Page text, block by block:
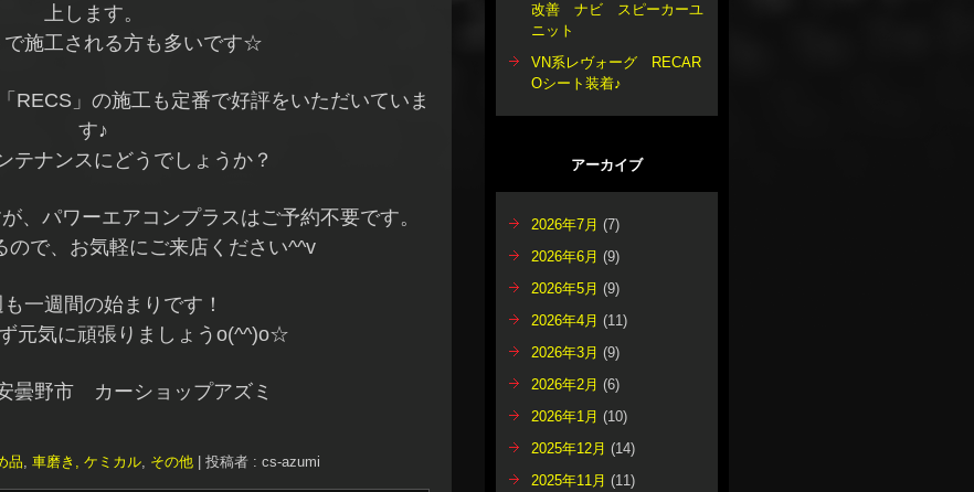
上します。
で施工される方も多いです☆
RECS」の施工も定番で好評をいただいていま
す♪
テナンスにどうでしょうか？
、パワーエアコンプラスはご予約不要です。
ので、お気軽にご来店ください^^v
一週間の始まりです！
元気に頑張りましょうo(^^)o☆
曇野市 カーショップアズミ
品, 車磨き, ケミカル, その他 投稿者 : cs-azumi
改善 ナビ スピーカーユ
ニット
VN系レヴォーグ RECAR
Oシート装着♪
アーカイブ
2026年7月 (7)
2026年6月 (9)
2026年5月 (9)
2026年4月 (11)
2026年3月 (9)
2026年2月 (6)
2026年1月 (10)
2025年12月 (14)
2025年11月 (11)